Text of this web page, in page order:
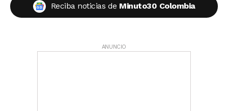
Reciba noticias de Minuto30 Colombia
ANUNCIO